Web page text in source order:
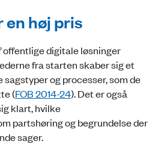
en høj pris
offentlige digitale løsninger
fra starten skaber sig et
og processer, som de
(FOB 2014-24). Det er også
klart, hvilke
partshøring og begrundelse der
sager.